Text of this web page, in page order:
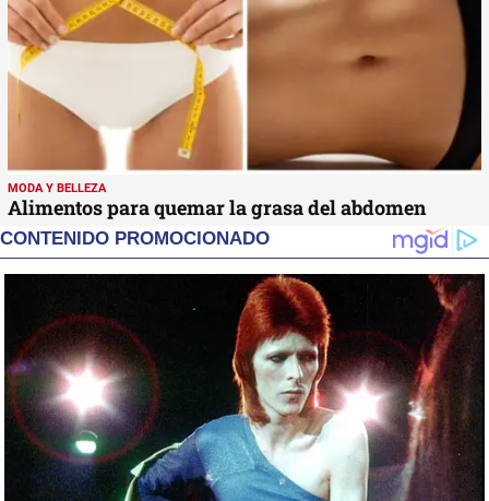
MODA Y BELLEZA
Alimentos para quemar la grasa del abdomen
CONTENIDO PROMOCIONADO